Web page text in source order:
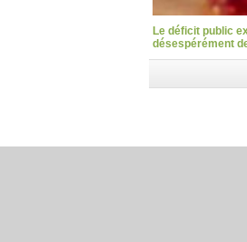
Le déficit public
désespérément